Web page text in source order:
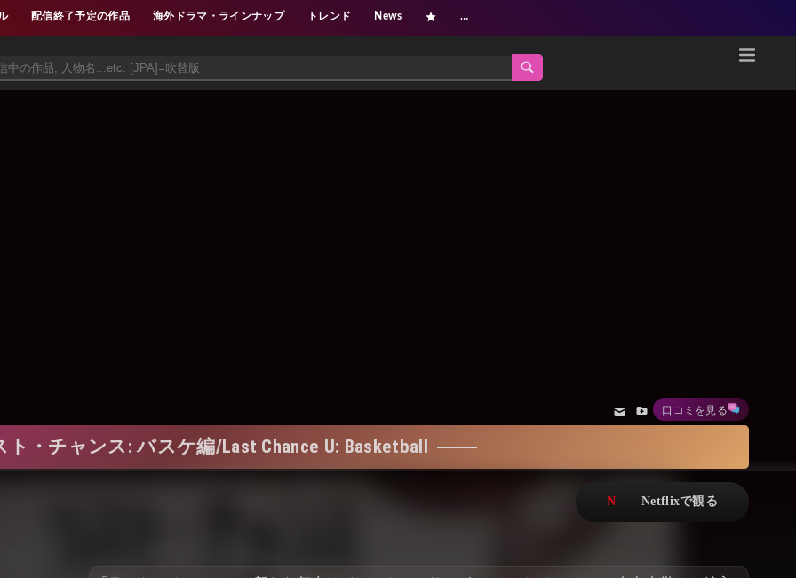
配信終了予定の作品 海外ドラマ・ラインナップ トレンド News …
Netflix新着作品
アジア映画
ドキュメンタリー
Netflixオリジナル作品
Watchlistへ
口コミを見る
ト・チャンス: バスケ編/Last Chance U: Basketball